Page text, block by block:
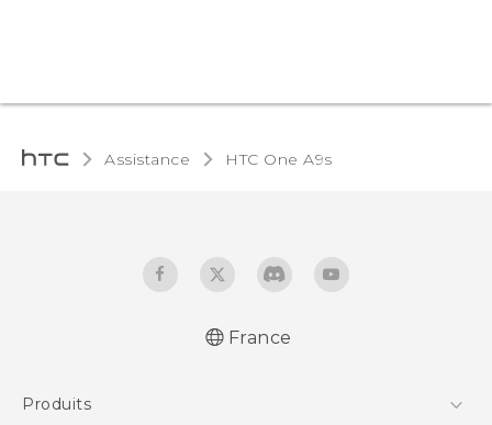
Assistance HTC One A9s‎
France
Produits